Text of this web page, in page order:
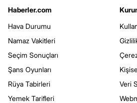
Haberler.com
Hava Durumu
Namaz Vakitleri
Seçim Sonuçları
Şans Oyunları
Rüya Tabirleri
Yemek Tarifleri
Veri